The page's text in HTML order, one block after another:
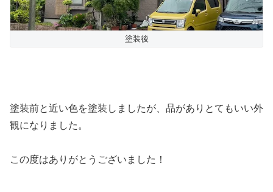
塗装後
塗装前と近い色を塗装しましたが、品がありとてもいい外
観になりました。
この度はありがとうございました！